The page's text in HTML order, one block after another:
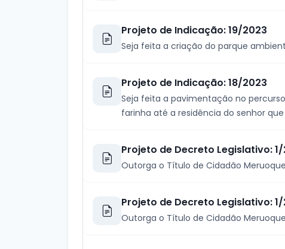
Projeto de Indicação: 19/2023
Seja feita a criação do parque
Projeto de Indicação: 18/2023
Seja feita a pavimentação no
farinha até a residência do senhor
Projeto de Decreto Legislativo:
Outorga o Título de Cidadão
Projeto de Decreto Legislativo:
Outorga o Título de Cidadão